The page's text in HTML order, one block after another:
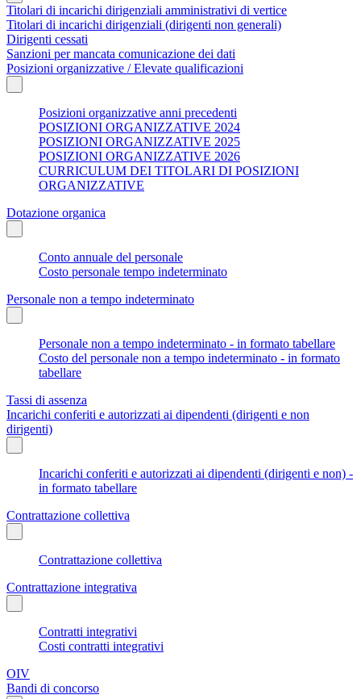
Titolari di incarichi dirigenziali amministrativi di vertice
Titolari di incarichi dirigenziali (dirigenti non generali)
Dirigenti cessati
Sanzioni per mancata comunicazione dei dati
Posizioni organizzative / Elevate qualificazioni
Posizioni organizzative anni precedenti
POSIZIONI ORGANIZZATIVE 2024
POSIZIONI ORGANIZZATIVE 2025
POSIZIONI ORGANIZZATIVE 2026
CURRICULUM DEI TITOLARI DI POSIZIONI
ORGANIZZATIVE
Dotazione organica
Conto annuale del personale
Costo personale tempo indeterminato
Personale non a tempo indeterminato
Personale non a tempo indeterminato - in formato tabellare
Costo del personale non a tempo indeterminato - in formato
tabellare
Tassi di assenza
Incarichi conferiti e autorizzati ai dipendenti (dirigenti e non
dirigenti)
Incarichi conferiti e autorizzati ai dipendenti (dirigenti e non) -
in formato tabellare
Contrattazione collettiva
Contrattazione collettiva
Contrattazione integrativa
Contratti integrativi
Costi contratti integrativi
OIV
Bandi di concorso